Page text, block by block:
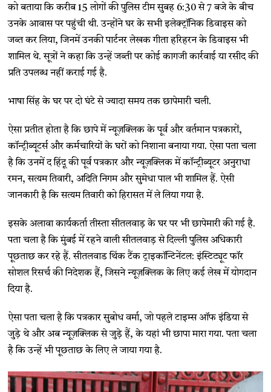
को बताया कि करीब 15 लोगों की पुलिस टीम सुबह 6:30 से 7 बजे के बीच
उनके आवास पर पहुंची थी. उन्होंने घर के सभी इलेक्ट्रॉनिक डिवाइस को
जब्त कर लिया, जिनमें उनकी पार्टनर लेखक गीता हरिहरन के डिवाइस भी
शामिल थे. सूत्रों ने कहा कि उन्हें जब्ती पर कोई कागजी कार्रवाई या रसीद की
प्रति उपलब्ध नहीं कराई गई है.
भाषा सिंह के घर पर दो घंटे से ज्यादा समय तक छापेमारी चली.
ऐसा प्रतीत होता है कि छापे में न्यूज़क्लिक के पूर्व और वर्तमान पत्रकारों,
कॉन्ट्रीब्यूटर्स और कर्मचारियों के घरों को निशाना बनाया गया. ऐसा पता चला
है कि उनमें द हिंदू की पूर्व पत्रकार और न्यूज़क्लिक में कॉन्ट्रीब्यूटर अनुराधा
रमन, सत्यम तिवारी, अदिति निगम और सुमेधा पाल भी शामिल हैं. ऐसी
जानकारी है कि सत्यम तिवारी को हिरासत में ले लिया गया है.
इसके अलावा कार्यकर्ता तीस्ता सीतलवाड़ के घर पर भी छापेमारी की गई है.
पता चला है कि मुंबई में रहने वाली सीतलवाड़ से दिल्ली पुलिस अधिकारी
पूछताछ कर रहे हैं. सीतलवाड थिंक टैंक ट्राइकॉन्टिनेंटल: इंस्टिट्यूट फॉर
सोशल रिसर्च की निदेशक हैं, जिसने न्यूज़क्लिक के लिए कई लेख में योगदान
दिया है.
ऐसा पता चला है कि पत्रकार सुबोध वर्मा, जो पहले टाइम्स ऑफ इंडिया से
जुड़े थे और अब न्यूज़क्लिक से जुड़े हैं, के यहां भी छापा मारा गया. पता चला
है कि उन्हें भी पूछताछ के लिए ले जाया गया है.